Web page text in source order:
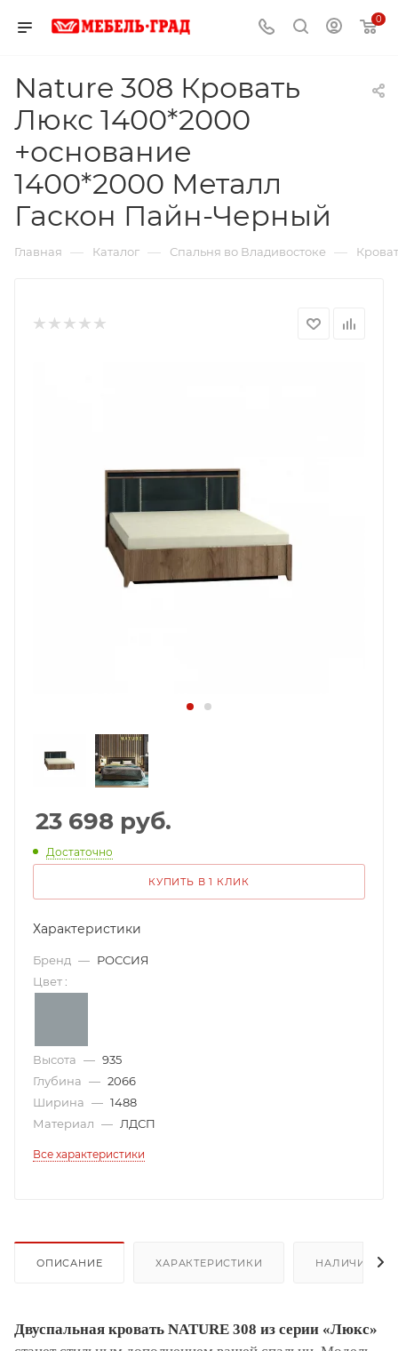
0
Nature 308 Кровать
Люкс 1400*2000
+основание
1400*2000 Металл
Гаскон Пайн-Черный
Главная — Каталог — Спальня во Владивостоке —
23 698 руб.
Достаточно
КУПИТЬ В 1 КЛИК
Характеристики
Бренд — РОССИЯ
Цвет :
Высота — 935
Глубина — 2066
Ширина — 1488
Материал — ЛДСП
Все характеристики
ОПИСАНИЕ ХАРАКТЕРИСТИКИ НАЛИЧИЕ
Двуспальная кровать NATURE 308 из серии «Люкс»